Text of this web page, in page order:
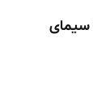
سیمای